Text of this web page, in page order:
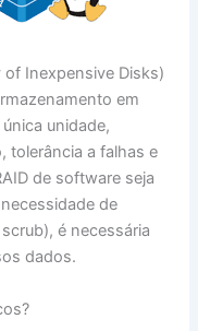
of Inexpensive Disks)
em
unidade,
tolerância a falhas e
de software seja
de
é necessária
dados.